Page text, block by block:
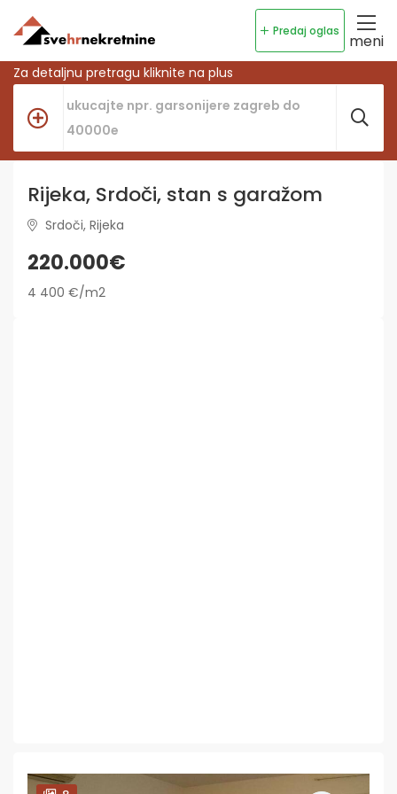
Predaj oglas
meni
Za detaljnu pretragu kliknite na plus
Rijeka, Srdoči, stan s garažom
Srdoči, Rijeka
220.000€
4 400 €/m2